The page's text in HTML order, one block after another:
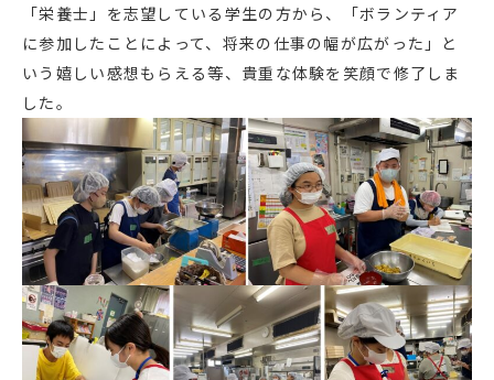
「栄養士」を志望している学生の方から、「ボランティア
に参加したことによって、将来の仕事の幅が広がった」と
いう嬉しい感想もらえる等、貴重な体験を笑顔で修了しま
した。